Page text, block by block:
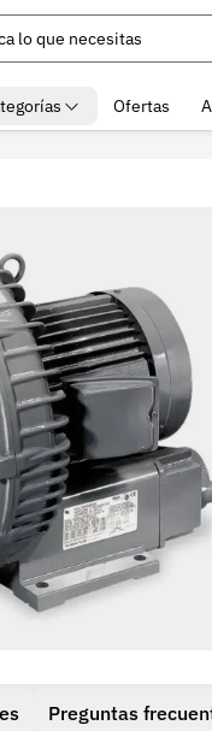
lo que necesitas
Ofertas
Preguntas